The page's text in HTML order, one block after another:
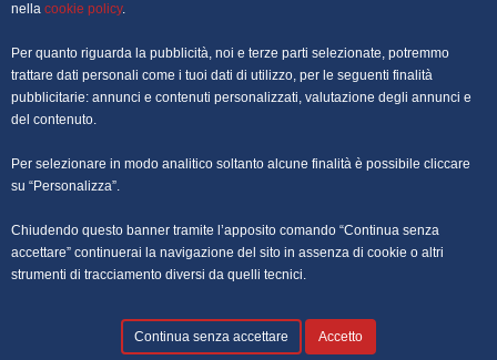
OFFERTE DI LAVORO ROMA
OFFERTE DI LAVORO TRIESTE
OFFERTE DI LAVORO VENEZIA
nella cookie policy.
Per quanto riguarda la pubblicità, noi e terze parti selezionate, potremmo
trattare dati personali come i tuoi dati di utilizzo, per le seguenti finalità
pubblicitarie: annunci e contenuti personalizzati, valutazione degli annunci e
del contenuto.
Per selezionare in modo analitico soltanto alcune finalità è possibile cliccare
su “Personalizza”.
Chiudendo questo banner tramite l’apposito comando “Continua senza
accettare” continuerai la navigazione del sito in assenza di cookie o altri
strumenti di tracciamento diversi da quelli tecnici.
Continua senza accettare Accetto